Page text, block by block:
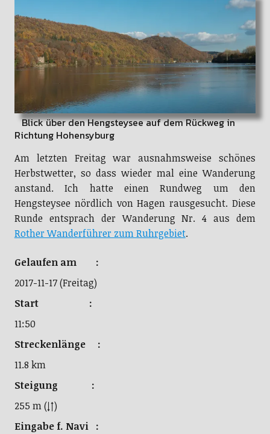
Blick über den Hengsteysee auf dem Rückweg in
Richtung Hohensyburg
Am letzten Freitag war ausnahmsweise schönes
Herbstwetter, so dass wieder mal eine Wanderung
anstand. Ich hatte einen Rundweg um den
Hengsteysee nördlich von Hagen rausgesucht. Diese
Runde entsprach der Wanderung Nr. 4 aus dem
Rother Wanderführer zum Ruhrgebiet.
Gelaufen am :
2017-11-17 (Freitag)
Start :
11:50
Streckenlänge :
11.8 km
Steigung :
255 m (↓↑)
Eingabe f. Navi :